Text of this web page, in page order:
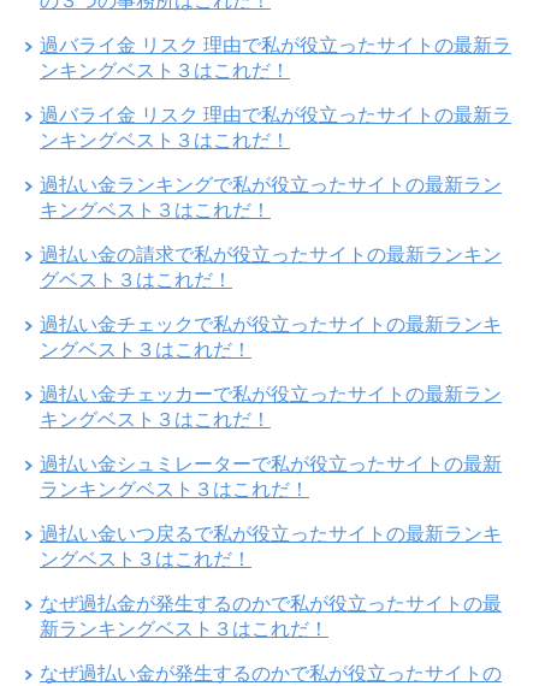
過バライ金 リスク 理由で私が役立ったサイトの最新ラ
ンキングベスト３はこれだ！
過バライ金 リスク 理由で私が役立ったサイトの最新ラ
ンキングベスト３はこれだ！
過払い金ランキングで私が役立ったサイトの最新ラン
キングベスト３はこれだ！
過払い金の請求で私が役立ったサイトの最新ランキン
グベスト３はこれだ！
過払い金チェックで私が役立ったサイトの最新ランキ
ングベスト３はこれだ！
過払い金チェッカーで私が役立ったサイトの最新ラン
キングベスト３はこれだ！
過払い金シュミレーターで私が役立ったサイトの最新
ランキングベスト３はこれだ！
過払い金いつ戻るで私が役立ったサイトの最新ランキ
ングベスト３はこれだ！
なぜ過払金が発生するのかで私が役立ったサイトの最
新ランキングベスト３はこれだ！
なぜ過払い金が発生するのかで私が役立ったサイトの